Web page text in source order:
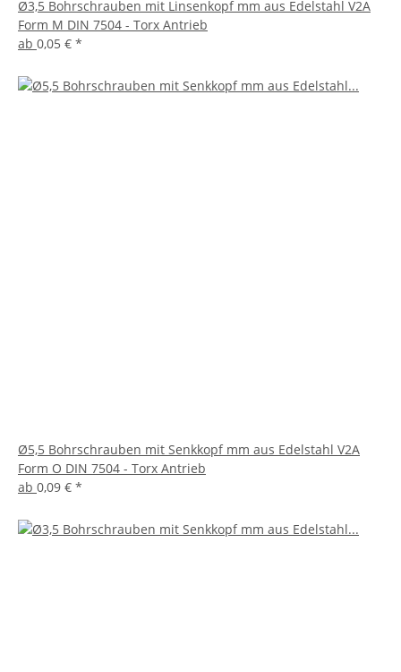
Ø3,5 Bohrschrauben mit Linsenkopf mm aus Edelstahl V2A
Form M DIN 7504 - Torx Antrieb
ab 0,05 € *
Ø5,5 Bohrschrauben mit Senkkopf mm aus Edelstahl V2A
Form O DIN 7504 - Torx Antrieb
ab 0,09 € *